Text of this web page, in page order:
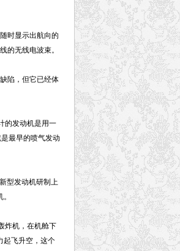
时显示出航向的
的无线电波束。
陷，但它已经体
的发动机是用一
最早的喷气发动
型发动机研制上
炸机，在机舱下
起飞升空，这个